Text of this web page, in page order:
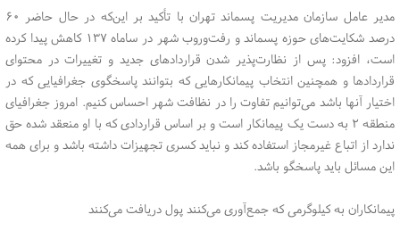
مدیر عامل سازمان مدیریت پسماند تهران با تأکید بر این‌که در حال حاضر ۶۰
درصد شکایت‌های حوزه پسماند و رفت‌وروب شهر در ساماه ۱۳۷ کاهش پیدا کرده
است، افزود: پس از نظارت‌پذیر شدن قراردادهای جدید و تغییرات در محتوای
قراردادها و همچنین انتخاب پیمانکارهایی که بتوانند پاسخگوی جغرافیایی که در
اختیار آنها باشد می‌توانیم تفاوت را در نظافت شهر احساس کنیم. امروز جغرافیای
منطقه ۲ به دست یک پیمانکار است و بر اساس قراردادی که با او منعقد شده حق
ندارد از اتباع غیرمجاز استفاده کند و نباید کسری تجهیزات داشته باشد و برای همه
این مسائل باید پاسخگو باشد.
پیمانکاران به کیلوگرمی که جمع‌آوری می‌کنند پول دریافت می‌کنند